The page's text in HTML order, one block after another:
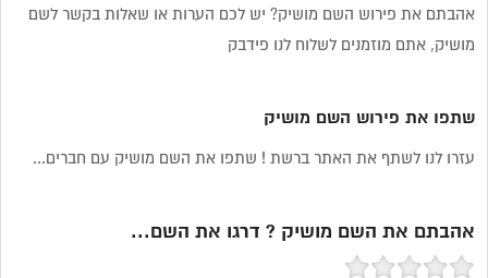
אהבתם את פירוש השם מושיק? יש לכם הערות או שאלות בקשר לשם
מושיק, אתם מוזמנים לשלוח לנו פידבק
שתפו את פירוש השם מושיק
עזרו לנו לשתף את האתר ברשת ! שתפו את השם מושיק עם חברים...
אהבתם את השם מושיק ? דרגו את השם...